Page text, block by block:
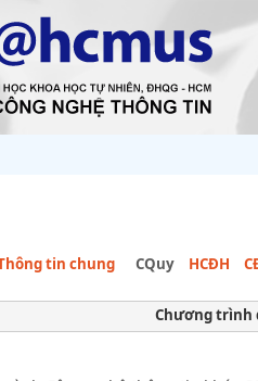
tin chung CQuy HCĐH
Chương trình